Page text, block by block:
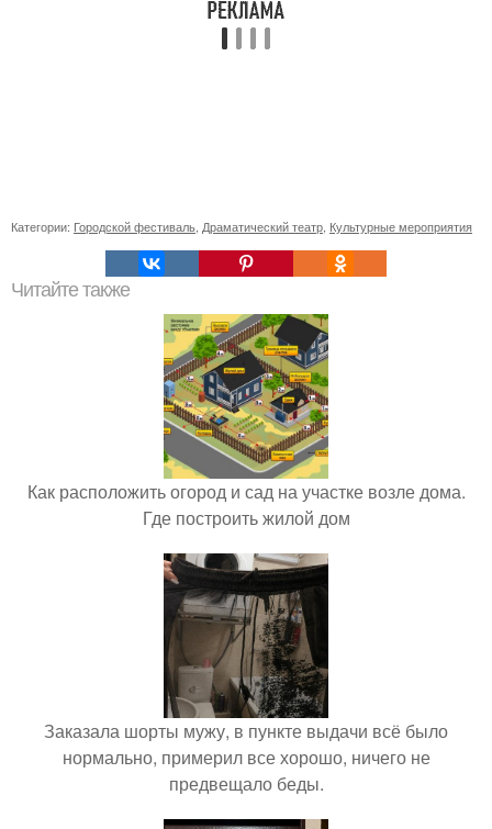
Категории: Городской фестиваль Драматический театр Культурные мероприятия
Читайте также
Как расположить огород и сад на участке возле дома.
Где построить жилой дом
Заказала шорты мужу, в пункте выдачи всё было
нормально, примерил все хорошо, ничего не
предвещало беды.